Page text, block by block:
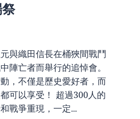
與織田信長在桶狹間戰鬥
陣亡者而舉行的追悼會。
，不僅是歷史愛好者，而
可以享受！ 超過300人的
戰爭重現，一定...